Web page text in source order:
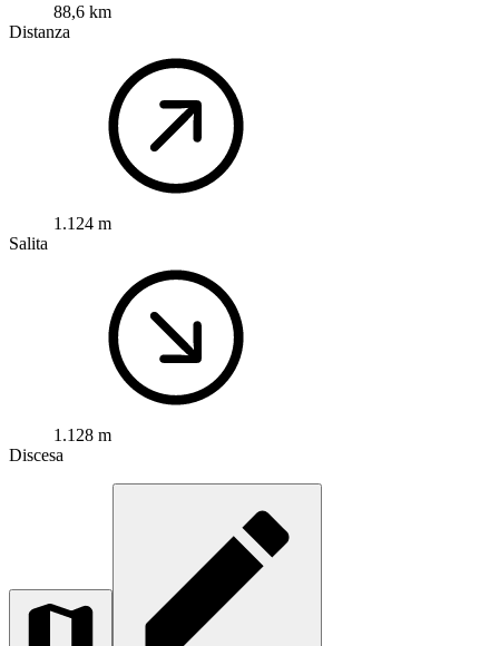
88,6 km
Distanza
1.124 m
Salita
1.128 m
Discesa